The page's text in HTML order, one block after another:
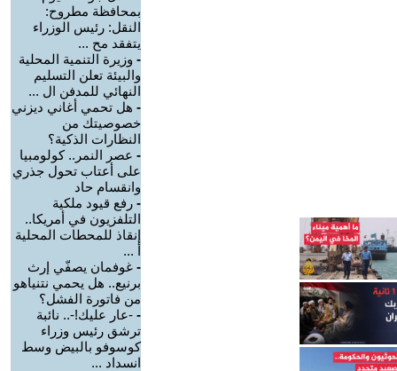
بمحافظة مطروح:
النقل: رئيس الوزراء
يتفقد مح ...
- وزيرة التنمية المحلية
والبيئة تعلن التسليم
النهائي للمدفن ال ...
- هل تحمي أغاني ديزني
خصوصيتك من
النظارات الذكية؟
- عصر النمر.. كولومبيا
على أعتاب تحول جذري
وانقسام حاد
- رفع قيود ملكية
التلفزيون في أمريكا..
إنقاذ للمحطات المحلية
أ ...
- غوفمان يصفّي إرث
برنيع.. هل يحمي نتنياهو
من فاتورة الفشل؟
- -عار عليك!-.. نائبة
ترشق رئيس وزراء
كوسوفو بالبيض وسط
انسداد ...